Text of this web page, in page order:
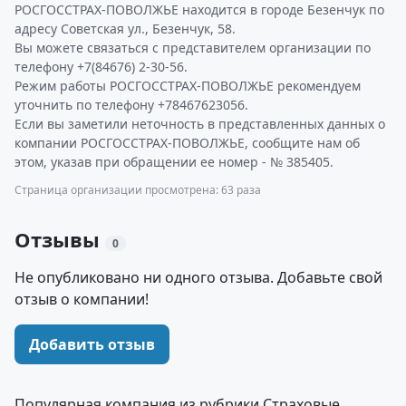
РОСГОССТРАХ-ПОВОЛЖЬЕ находится в городе Безенчук по
адресу Советская ул., Безенчук, 58.
Вы можете связаться с представителем организации по
телефону +7(84676) 2-30-56.
Режим работы РОСГОССТРАХ-ПОВОЛЖЬЕ рекомендуем
уточнить по телефону +78467623056.
Если вы заметили неточность в представленных данных о
компании РОСГОССТРАХ-ПОВОЛЖЬЕ, сообщите нам об
этом, указав при обращении ее номер - № 385405.
Страница организации просмотрена: 63 раза
Отзывы 0
Не опубликовано ни одного отзыва. Добавьте свой
отзыв о компании!
Добавить отзыв